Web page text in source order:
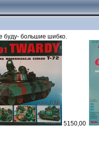
буду- большие шибко.
5150,00